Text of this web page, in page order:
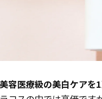
容医療級の美白ケアを